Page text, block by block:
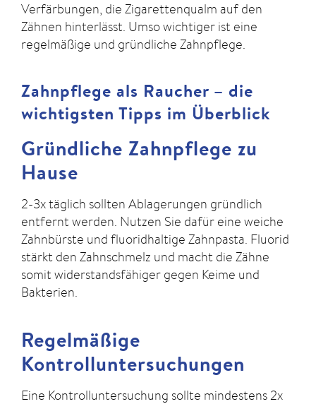
Verfärbungen, die Zigarettenqualm auf den
Zähnen hinterlässt. Umso wichtiger ist eine
regelmäßige und gründliche Zahnpflege.
Zahnpflege als Raucher – die
wichtigsten Tipps im Überblick
Gründliche Zahnpflege zu
Hause
2-3x täglich sollten Ablagerungen gründlich
entfernt werden. Nutzen Sie dafür eine weiche
Zahnbürste und fluoridhaltige Zahnpasta. Fluorid
stärkt den Zahnschmelz und macht die Zähne
somit widerstandsfähiger gegen Keime und
Bakterien.
Regelmäßige
Kontrolluntersuchungen
Eine Kontrolluntersuchung sollte mindestens 2x